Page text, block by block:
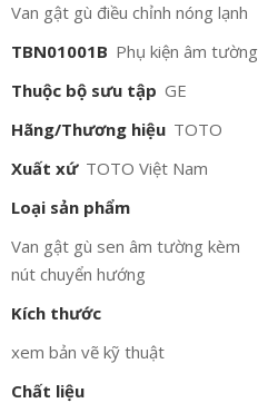
Van gật gù điều chỉnh nóng lạnh
TBN01001B Phụ kiện âm tường
Thuộc bộ sưu tập GE
Hãng/Thương hiệu TOTO
Xuất xứ TOTO Việt Nam
Loại sản phẩm
Van gật gù sen âm tường kèm
nút chuyển hướng
Kích thước
xem bản vẽ kỹ thuật
Chất liệu